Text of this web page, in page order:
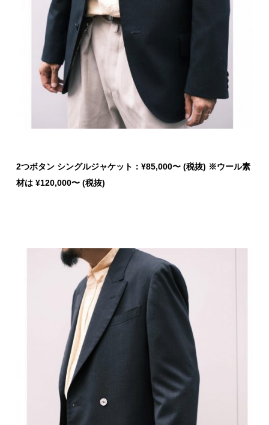
2つボタン シングルジャケット： ¥85,000〜 (税抜) ※ウール素
材は ¥120,000〜 (税抜)